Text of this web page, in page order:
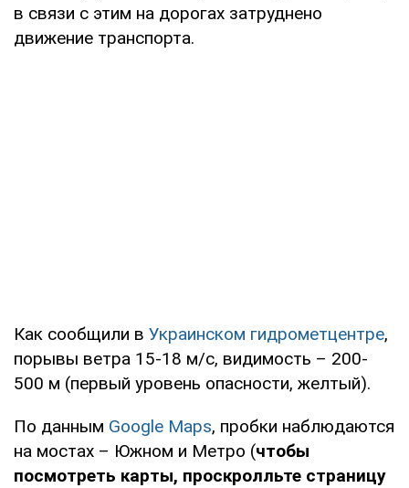
в связи с этим на дорогах затруднено
движение транспорта.
Как сообщили в Украинском гидрометцентре,
порывы ветра 15-18 м/с, видимость – 200-
500 м (первый уровень опасности, желтый).
По данным Google Maps, пробки наблюдаются
на мостах – Южном и Метро (чтобы
посмотреть карты, проскролльте страницу